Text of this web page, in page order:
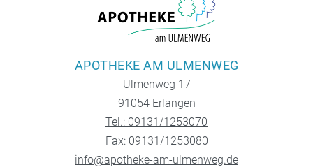
APOTHEKE AM ULMENWEG
Ulmenweg 17
91054 Erlangen
Tel.: 09131/1253070
Fax: 09131/1253080
info@apotheke-am-ulmenweg.de